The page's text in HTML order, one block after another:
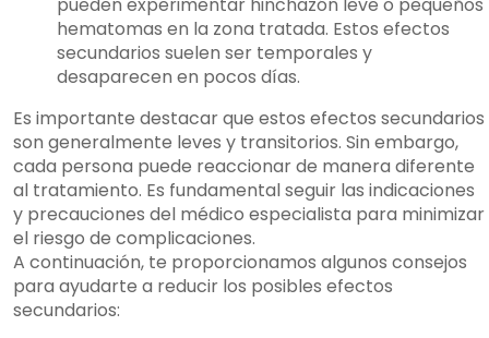
pueden experimentar hinchazón leve o pequeños
hematomas en la zona tratada. Estos efectos
secundarios suelen ser temporales y
desaparecen en pocos días.
Es importante destacar que estos efectos secundarios
son generalmente leves y transitorios. Sin embargo,
cada persona puede reaccionar de manera diferente
al tratamiento. Es fundamental seguir las indicaciones
y precauciones del médico especialista para minimizar
el riesgo de complicaciones.
A continuación, te proporcionamos algunos consejos
para ayudarte a reducir los posibles efectos
secundarios: